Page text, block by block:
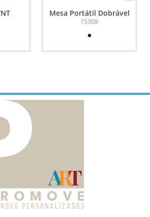
Mesa Portátil Dobrável
15308